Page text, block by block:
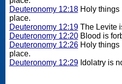
Deuteronomy 12:18Holy things
place.
Deuteronomy 12:19The Levite
Deuteronomy 12:20Blood is
Deuteronomy 12:26Holy things
place.
Deuteronomy 12:29Idolatry is